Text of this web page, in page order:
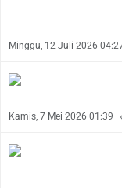
Minggu, 12 Juli 2026
Kamis, 7 Mei 2026 01:39 |